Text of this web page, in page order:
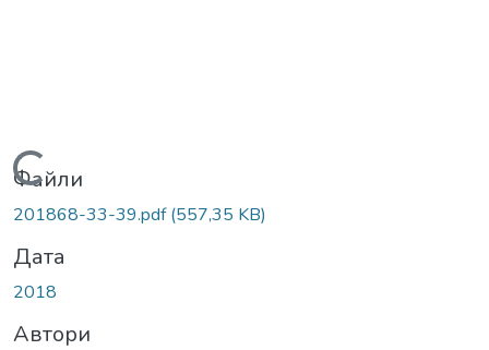
Вантажиться...
Файли
201868-33-39.pdf(557,35 KB)
Дата
2018
Автори